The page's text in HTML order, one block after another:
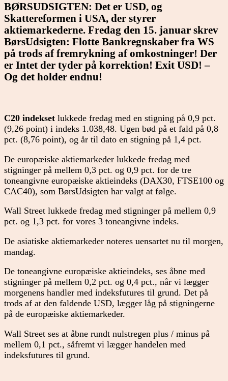
BØRSUDSIGTEN: Det er USD, og
Skattereformen i USA, der styrer
aktiemarkederne. Fredag den 15. januar skrev
BørsUdsigten: Flotte Bankregnskaber fra WS
på trods af fremrykning af omkostninger! Der
er Intet der tyder på korrektion! Exit USD! –
Og det holder endnu!
C20 indekset lukkede fredag med en stigning på 0,9 pct.
(9,26 point) i indeks 1.038,48. Ugen bød på et fald på 0,8
pct. (8,76 point), og år til dato en stigning på 1,4 pct.
De europæiske aktiemarkeder lukkede fredag med
stigninger på mellem 0,3 pct. og 0,9 pct. for de tre
toneangivne europæiske aktieindeks (DAX30, FTSE100 og
CAC40), som BørsUdsigten har valgt at følge.
Wall Street lukkede fredag med stigninger på mellem 0,9
pct. og 1,3 pct. for vores 3 toneangivne indeks.
De asiatiske aktiemarkeder noteres uensartet nu til morgen,
mandag.
De toneangivne europæiske aktieindeks, ses åbne med
stigninger på mellem 0,2 pct. og 0,4 pct., når vi lægger
morgenens handler med indeksfutures til grund. Det på
trods af at den faldende USD, lægger låg på stigningerne
på de europæiske aktiemarkeder.
Wall Street ses at åbne rundt nulstregen plus / minus på
mellem 0,1 pct., såfremt vi lægger handelen med
indeksfutures til grund.